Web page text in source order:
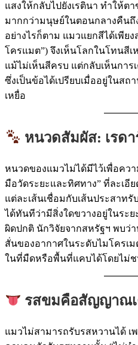
แสงให้กลับไปยังเรตินา ทำให้ต
มากกว่ามนุษย์ในตอนกลางคืนถึ
อย่างไรก็ตาม แมวแยกสีได้เพียง
โครแมต”) จึงเห็นโลกในโทนสีเ
แม้ไม่เห็นสีครบ แต่กลับเห็นกา
ซึ่งเป็นข้อได้เปรียบเมื่ออยู่ในส
เหยื่อ
หนวดสัมผัส: เรด
หนวดของแมวไม่ได้มีไว้เพื่อควา
มือวัดระยะและทิศทาง” ที่ละเอี
แต่ละเส้นเชื่อมกับเส้นประสาท
ได้ทันทีว่ามีสิ่งใดขวางอยู่ในระ
ผิดปกติ นักวิจัยจากสหรัฐฯ พบว่
สั่นของอากาศในระดับไมโครเ
ในที่มืดหรือพื้นที่แคบได้โดยไม่ช
รสขมคือสัญญาณ
แมวไม่สามารถรับรสหวานได้ เ